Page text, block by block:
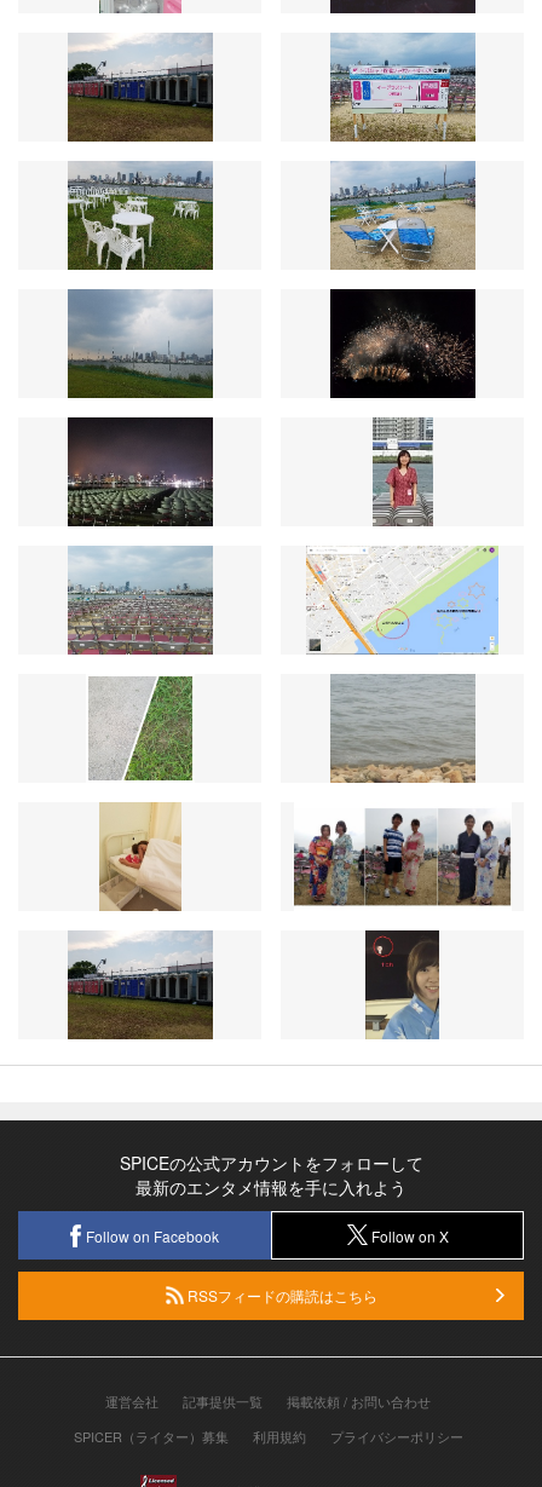
SPICEの公式アカウントをフォローして
最新のエンタメ情報を手に入れよう
Follow on Facebook Follow on X
RSSフィードの購読はこちら
運営会社 記事提供一覧
掲載依頼 / お問い合わせ
SPICER（ライター）募集
利用規約 プライバシーポリシー